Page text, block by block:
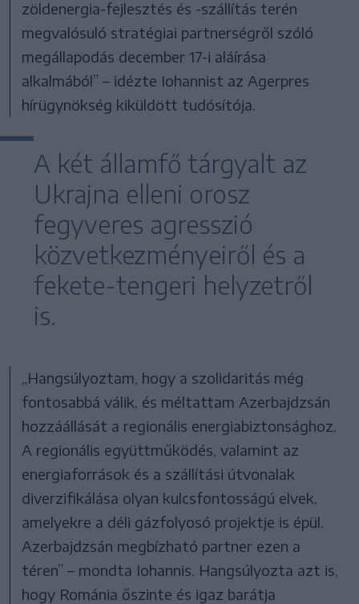
zöldenergia-fejlesztés és -szállítás terén
megvalósuló stratégiai partnerségről szóló
megállapodás december 17-i aláírása
alkalmából” – idézte Iohannist az Agerpres
hírügynökség kiküldött tudósítója.
A két államfő tárgyalt az
Ukrajna elleni orosz
fegyveres agresszió
közvetkezményeiről és a
fekete-tengeri helyzetről
is.
„Hangsúlyoztam, hogy a szolidaritás még
fontosabbá válik, és méltattam Azerbajdzsán
hozzáállását a regionális energiabiztonsághoz.
A regionális együttműködés, valamint az
energiaforrások és a szállítási útvonalak
diverzifikálása olyan kulcsfontosságú elvek,
amelyekre a déli gázfolyosó projektje is épül.
Azerbajdzsán megbízható partner ezen a
téren” – mondta Iohannis. Hangsúlyozta azt is,
hogy Románia őszinte és igaz barátja